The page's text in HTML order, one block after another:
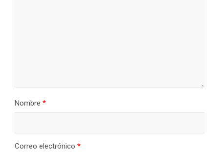
Nombre *
Correo electrónico *